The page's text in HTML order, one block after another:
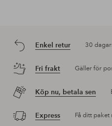
Enkel retur 30
Fri frakt Gäller för
Köp nu, betala sen
Express Få ditt